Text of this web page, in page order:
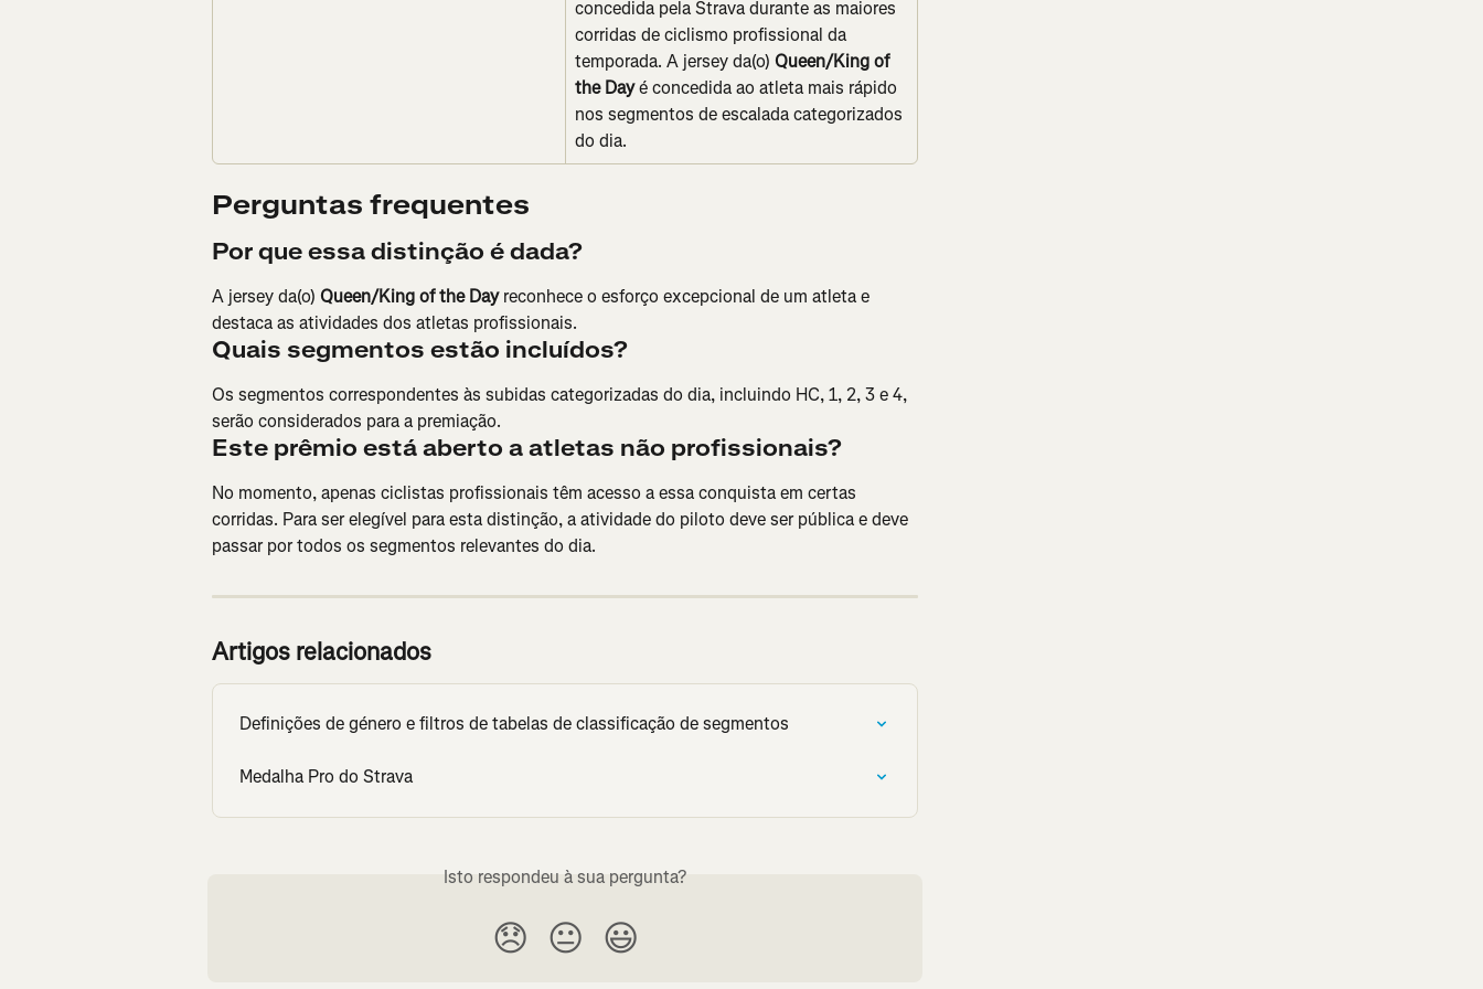
concedida pela Strava durante as maiores
corridas de ciclismo profissional da
temporada. A jersey da(o) Queen/King of
the Day é concedida ao atleta mais rápido
nos segmentos de escalada categorizados
do dia.
Perguntas frequentes
Por que essa distinção é dada?
A jersey da(o) Queen/King of the Day reconhece o esforço excepcional de um atleta e
destaca as atividades dos atletas profissionais.
Quais segmentos estão incluídos?
Os segmentos correspondentes às subidas categorizadas do dia, incluindo HC, 1, 2, 3 e 4,
serão considerados para a premiação.
Este prêmio está aberto a atletas não profissionais?
No momento, apenas ciclistas profissionais têm acesso a essa conquista em certas
corridas. Para ser elegível para esta distinção, a atividade do piloto deve ser pública e deve
passar por todos os segmentos relevantes do dia.
Artigos relacionados
Definições de género e filtros de tabelas de classificação de segmentos
Medalha Pro do Strava
Isto respondeu à sua pergunta?
😞 😐 😃